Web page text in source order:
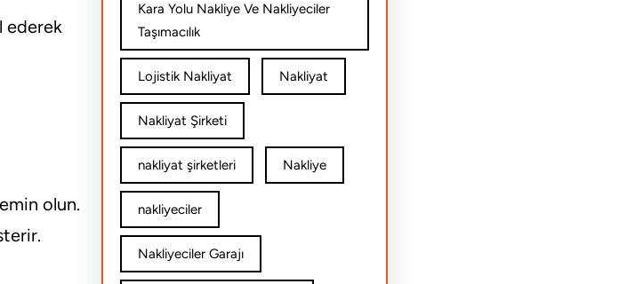
ederek
olun.
Kara Yolu Nakliye Ve Nakliyeciler
Taşımacılık
Lojistik Nakliyat Nakliyat
Nakliyat Şirketi
nakliyat şirketleri Nakliye
nakliyeciler
Nakliyeciler Garajı